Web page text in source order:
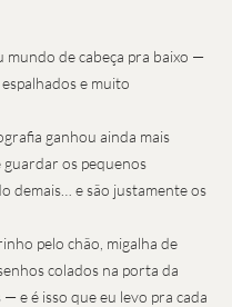
mundo de cabeça pra baixo —
e muito
ganhou ainda mais
os pequenos
demais… e são justamente os
pelo chão, migalha de
colados na porta da
e é isso que eu levo pra cada